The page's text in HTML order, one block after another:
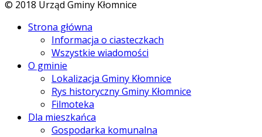
© 2018 Urząd Gminy Kłomnice
Strona główna
Informacja o ciasteczkach
Wszystkie wiadomości
O gminie
Lokalizacja Gminy Kłomnice
Rys historyczny Gminy Kłomnice
Filmoteka
Dla mieszkańca
Gospodarka komunalna